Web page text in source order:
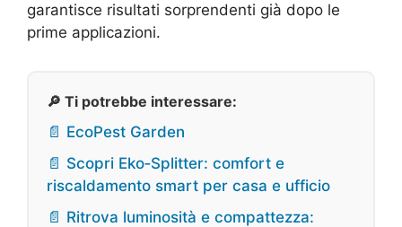
garantisce risultati sorprendenti già dopo le
prime applicazioni.
🔎 Ti potrebbe interessare:
📄 EcoPest Garden
📄 Scopri Eko‑Splitter: comfort e
riscaldamento smart per casa e ufficio
📄 Ritrova luminosità e compattezza: